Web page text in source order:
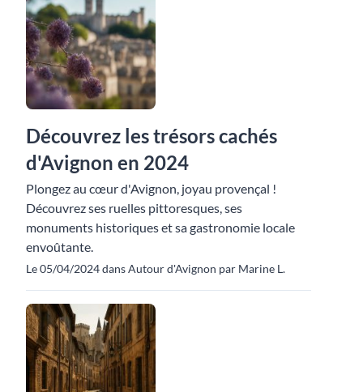
Découvrez les trésors cachés
d'Avignon en 2024
Plongez au cœur d'Avignon, joyau provençal !
Découvrez ses ruelles pittoresques, ses
monuments historiques et sa gastronomie locale
envoûtante.
Le 05/04/2024 dans Autour d'Avignon par Marine L.